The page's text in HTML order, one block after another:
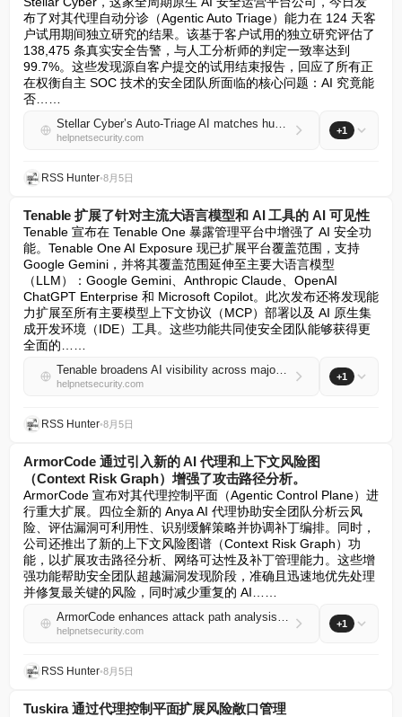
布了对其代理自动分诊（Agentic Auto Triage）能力在 124 天客
户试用期间独立研究的结果。该基于客户试用的独立研究评估了
138,475 条真实安全告警，与人工分析师的判定一致率达到
99.7%。这些发现源自客户提交的试用结束报告，回应了所有正
在权衡自主 SOC 技术的安全团队所面临的核心问题：AI 究竟能
否……
Stellar Cyber’s Auto-Triage AI matches human analysts 99.7% of the time
helpnetsecurity.com
+1
RSS Hunter•8月5日
Tenable 扩展了针对主流大语言模型和 AI 工具的 AI 可见性
Tenable 宣布在 Tenable One 暴露管理平台中增强了 AI 安全功
能。Tenable One AI Exposure 现已扩展平台覆盖范围，支持
Google Gemini，并将其覆盖范围延伸至主要大语言模型
（LLM）：Google Gemini、Anthropic Claude、OpenAI
ChatGPT Enterprise 和 Microsoft Copilot。此次发布还将发现能
力扩展至所有主要模型上下文协议（MCP）部署以及 AI 原生集
成开发环境（IDE）工具。这些功能共同使安全团队能够获得更
全面的……
Tenable broadens AI visibility across major LLMs and AI tools
helpnetsecurity.com
+1
RSS Hunter•8月5日
ArmorCode 通过引入新的 AI 代理和上下文风险图
（Context Risk Graph）增强了攻击路径分析。
ArmorCode 宣布对其代理控制平面（Agentic Control Plane）进
行重大扩展。四位全新的 Anya AI 代理协助安全团队分析云风
险、评估漏洞可利用性、识别缓解策略并协调补丁编排。同时，
公司还推出了新的上下文风险图谱（Context Risk Graph）功
能，以扩展攻击路径分析、网络可达性及补丁管理能力。这些增
强功能帮助安全团队超越漏洞发现阶段，准确且迅速地优先处理
并修复最关键的风险，同时减少重复的 AI……
ArmorCode enhances attack path analysis with new AI agents and Context Risk Graph
helpnetsecurity.com
+1
RSS Hunter•8月5日
Tuskira 通过代理控制平面扩展风险敞口管理